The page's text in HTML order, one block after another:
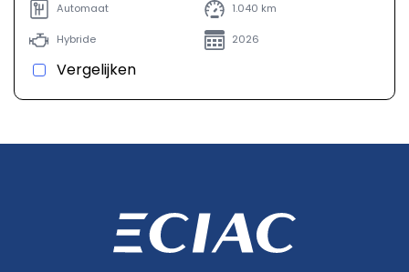
Automaat 1.040 km
Hybride 2026
Vergelijken